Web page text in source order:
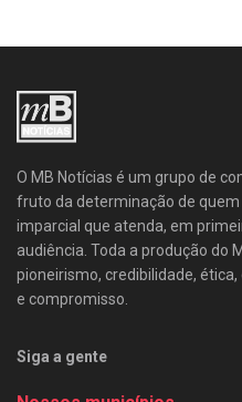
O MB Notícias é um grupo de
fruto da determinação de
imparcial que atenda, em
audiência. Toda a produção do
pioneirismo, credibilidade,
e compromisso.
Siga a gente